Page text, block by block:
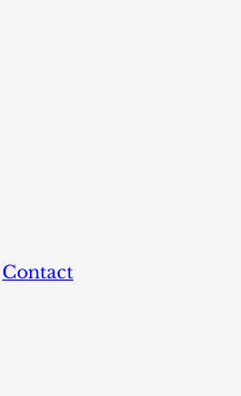
Contact